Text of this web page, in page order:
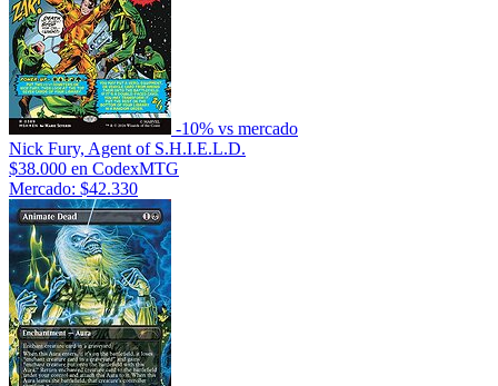
-10% vs mercado
Nick Fury, Agent of S.H.I.E.L.D.
$38.000 en CodexMTG
Mercado: $42.330